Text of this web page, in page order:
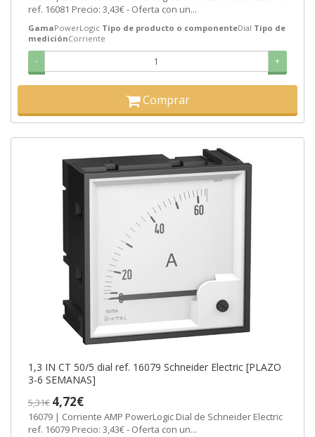
ref. 16081 Precio: 3,43€ - Oferta con un...
GamaPowerLogic Tipo de producto o componenteDial Tipo de
mediciónCorriente
- +
Comprar
1,3 IN CT 50/5 dial ref. 16079 Schneider Electric [PLAZO
3-6 SEMANAS]
5,31€ 4,72€
16079 | Corriente AMP PowerLogic Dial de Schneider Electric
ref. 16079 Precio: 3,43€ - Oferta con un...